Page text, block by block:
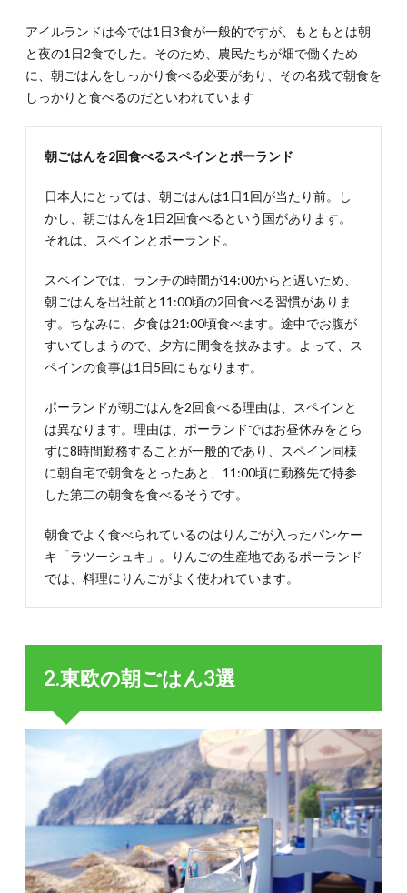
アイルランドは今では1日3食が一般的ですが、もともとは朝
と夜の1日2食でした。そのため、農民たちが畑で働くため
に、朝ごはんをしっかり食べる必要があり、その名残で朝食を
しっかりと食べるのだといわれています
朝ごはんを2回食べるスペインとポーランド
日本人にとっては、朝ごはんは1日1回が当たり前。し
かし、朝ごはんを1日2回食べるという国があります。
それは、スペインとポーランド。
スペインでは、ランチの時間が14:00からと遅いため、
朝ごはんを出社前と11:00頃の2回食べる習慣がありま
す。ちなみに、夕食は21:00頃食べます。途中でお腹が
すいてしまうので、夕方に間食を挟みます。よって、ス
ペインの食事は1日5回にもなります。
ポーランドが朝ごはんを2回食べる理由は、スペインと
は異なります。理由は、ポーランドではお昼休みをとら
ずに8時間勤務することが一般的であり、スペイン同様
に朝自宅で朝食をとったあと、11:00頃に勤務先で持参
した第二の朝食を食べるそうです。
朝食でよく食べられているのはりんごが入ったパンケー
キ「ラツーシュキ」。りんごの生産地であるポーランド
では、料理にりんごがよく使われています。
2.東欧の朝ごはん3選